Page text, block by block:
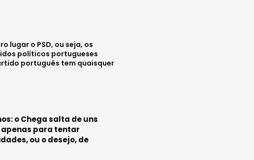
lugar o PSD, ou seja, os
políticos portugueses
português tem quaisquer
o Chega salta de uns
para tentar
ou o desejo, de